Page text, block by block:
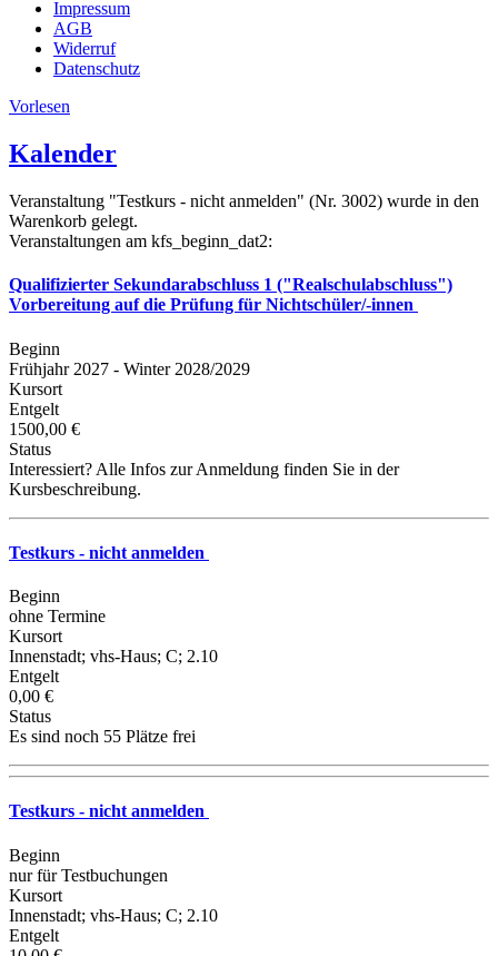
Impressum
AGB
Widerruf
Datenschutz
Vorlesen
Kalender
Veranstaltung "Testkurs - nicht anmelden" (Nr. 3002) wurde in den
Warenkorb gelegt.
Veranstaltungen am kfs_beginn_dat2:
Qualifizierter Sekundarabschluss 1 ("Realschulabschluss")
Vorbereitung auf die Prüfung für Nichtschüler/-innen
Beginn
Frühjahr 2027 - Winter 2028/2029
Kursort
Entgelt
1500,00 €
Status
Interessiert? Alle Infos zur Anmeldung finden Sie in der
Kursbeschreibung.
Testkurs - nicht anmelden
Beginn
ohne Termine
Kursort
Innenstadt; vhs-Haus; C; 2.10
Entgelt
0,00 €
Status
Es sind noch 55 Plätze frei
Testkurs - nicht anmelden
Beginn
nur für Testbuchungen
Kursort
Innenstadt; vhs-Haus; C; 2.10
Entgelt